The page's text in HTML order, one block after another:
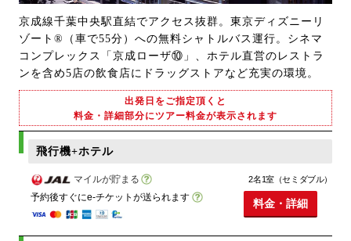
京成線千葉中央駅直結でアクセス抜群。東京ディズニーリ
ゾート®（車で55分）への無料シャトルバス運行。シネマ
コンプレックス「京成ローザ⑩」、ホテル直営のレストラ
ンを含め5店の飲食店にドラッグストアなど充実の環境。
出発日をご指定頂くと
料金・詳細部分にツアー料金が表示されます
飛行機+ホテル
マイルが貯まる
予約後すぐにe-チケットが送られます
2名1室（セミダブル）
料金・詳細